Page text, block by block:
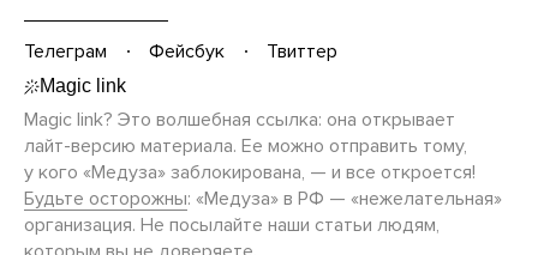
Телеграм Фейсбук Твиттер
Magic link? Это волшебная ссылка: она открывает
лайт-версию материала. Ее можно отправить тому,
у кого «Медуза» заблокирована, — и все откроется!
Будьте осторожны: «Медуза» в РФ — «нежелательная»
организация. Не посылайте наши статьи людям,